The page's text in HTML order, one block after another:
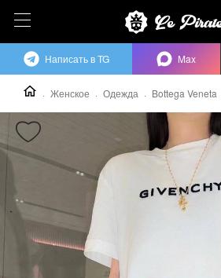
Женское Одежда Bottega Veneta
Написать в TG Max